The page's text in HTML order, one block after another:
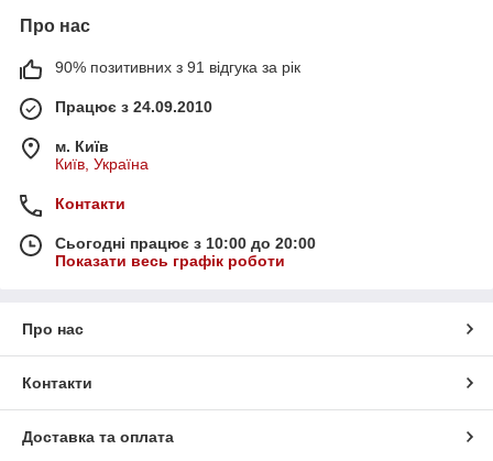
Про нас
90% позитивних з 91 відгука за рік
Працює з 24.09.2010
м. Київ
Київ, Україна
Контакти
Сьогодні працює з 10:00 до 20:00
Показати весь графік роботи
Про нас
Контакти
Доставка та оплата